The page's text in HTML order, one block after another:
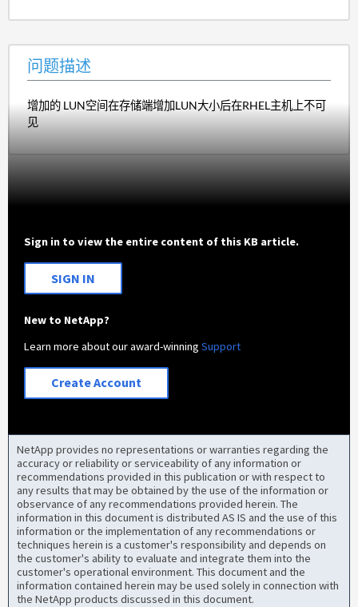
问题描述
增加的 LUN空间在存储端增加LUN大小后在RHEL主机上不可
见
Sign in to view the entire content of this KB article.
SIGN IN
New to NetApp?
Learn more about our award-winningSupport
Create Account
NetApp provides no representations or warranties regarding the
accuracy or reliability or serviceability of any information or
recommendations provided in this publication or with respect to
any results that may be obtained by the use of the information or
observance of any recommendations provided herein. The
information in this document is distributed AS IS and the use of this
information or the implementation of any recommendations or
techniques herein is a customer's responsibility and depends on
the customer's ability to evaluate and integrate them into the
customer's operational environment. This document and the
information contained herein may be used solely in connection with
the NetApp products discussed in this document.